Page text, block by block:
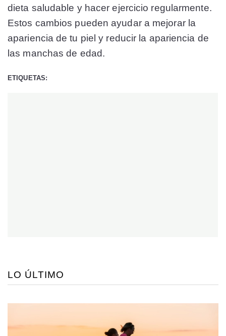
dieta saludable y hacer ejercicio regularmente.
Estos cambios pueden ayudar a mejorar la
apariencia de tu piel y reducir la apariencia de
las manchas de edad.
ETIQUETAS:
LO ÚLTIMO